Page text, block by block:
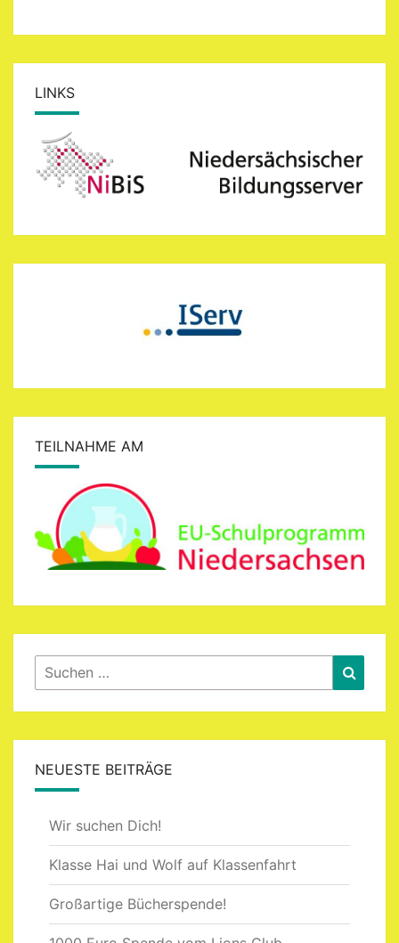
LINKS
TEILNAHME AM
Suchen
nach:
NEUESTE BEITRÄGE
Wir suchen Dich!
Klasse Hai und Wolf auf Klassenfahrt
Großartige Bücherspende!